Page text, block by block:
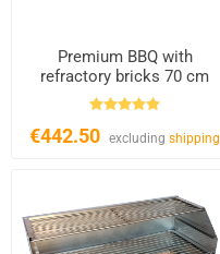
Premium BBQ with
refractory bricks 70 cm
€442.50 excludingshipping